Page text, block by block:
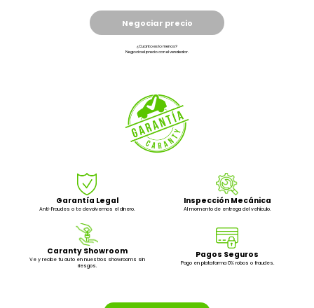
Negociar precio
¿Cuanto es lo menos?
Negocia el precio con el vendedor.
Garantía Legal
Anti-Fraudes o te devolvemos el dinero.
Inspección Mecánica
Al momento de entrega del vehículo.
Caranty Showroom
Ve y recibe tu auto en nuestros showrooms sin
riesgos.
Pagos Seguros
Pago en plataforma 0% robos o fraudes.